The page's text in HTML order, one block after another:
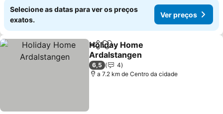
Selecione as datas para ver os preços
exatos.
Ver preços
PartilharAdicionar aos favoritos
Holiday Home
Ardalstangen
6,5
4
a 7.2 km de Centro da cidade